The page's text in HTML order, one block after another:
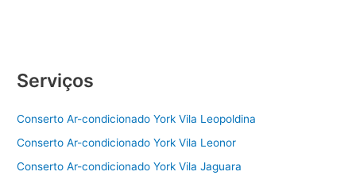
Serviços
Conserto Ar-condicionado York Vila Leopoldina
Conserto Ar-condicionado York Vila Leonor
Conserto Ar-condicionado York Vila Jaguara